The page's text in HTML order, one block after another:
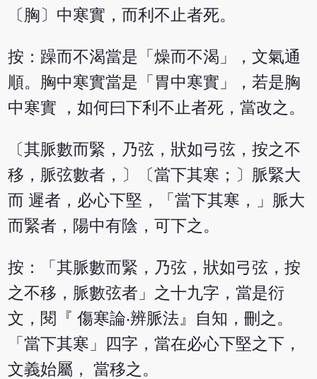
〔胸〕中寒實，而利不止者死。
按：躁而不渴當是「燥而不渴」，文氣通
順。胸中寒實當是「胃中寒實」，若是胸
中寒實 ，如何曰下利不止者死，當改之。
〔其脈數而緊，乃弦，狀如弓弦，按之不
移，脈弦數者，〕〔當下其寒；〕脈緊大
而 遲者，必心下堅，「當下其寒，」脈大
而緊者，陽中有陰，可下之。
按：「其脈數而緊，乃弦，狀如弓弦，按
之不移，脈數弦者」之十九字，當是衍
文，閱『 傷寒論‧辨脈法』自知，刪之。
「當下其寒」四字，當在必心下堅之下，
文義始屬， 當移之。